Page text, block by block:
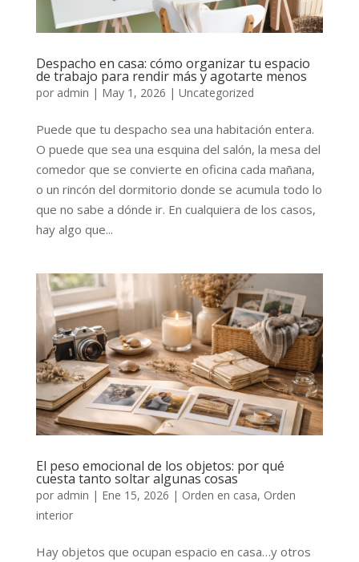
Despacho en casa: cómo organizar tu espacio
de trabajo para rendir más y agotarte menos
por admin | May 1, 2026 | Uncategorized
Puede que tu despacho sea una habitación entera.
O puede que sea una esquina del salón, la mesa del
comedor que se convierte en oficina cada mañana,
o un rincón del dormitorio donde se acumula todo lo
que no sabe a dónde ir. En cualquiera de los casos,
hay algo que...
El peso emocional de los objetos: por qué
cuesta tanto soltar algunas cosas
por admin | Ene 15, 2026 | Orden en casa, Orden
interior
Hay objetos que ocupan espacio en casa…y otros